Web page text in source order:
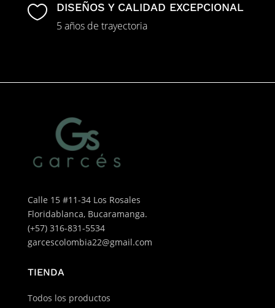
 DISEÑOS Y CALIDAD EXCEPCIONAL
5 años de trayectoria
Calle 15 #11-34 Los Rosales
Floridablanca, Bucaramanga.
(+57) 316-831-5534
garcescolombia22@gmail.com
TIENDA
Todos los productos